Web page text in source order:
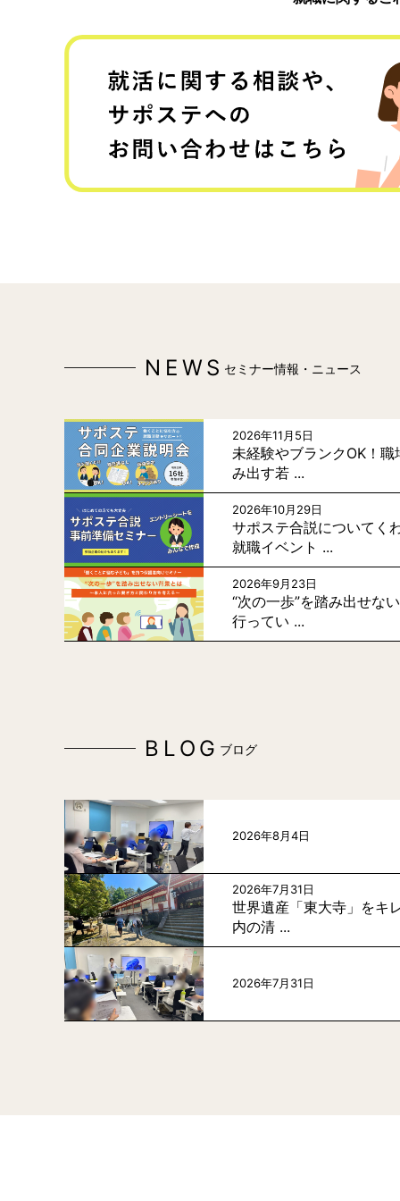
NEWS セミナー情報・ニュース
2026年11月5日
未経験やブランクOK！
み出す若 ...
2026年10月29日
サポステ合説についてく
就職イベント ...
2026年9月23日
“次の一歩”を踏み出せな
行ってい ...
BLOG ブログ
2026年8月4日
2026年7月31日
世界遺産「東大寺」をキ
内の清 ...
2026年7月31日